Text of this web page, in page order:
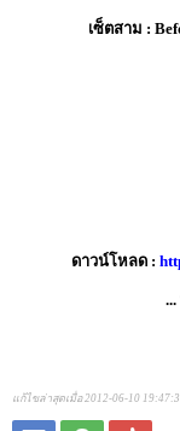
เซ็ตสาม :
ดาวน์โหลด :
แก้ไขล่าสุดเมื่อ 2012-06-10